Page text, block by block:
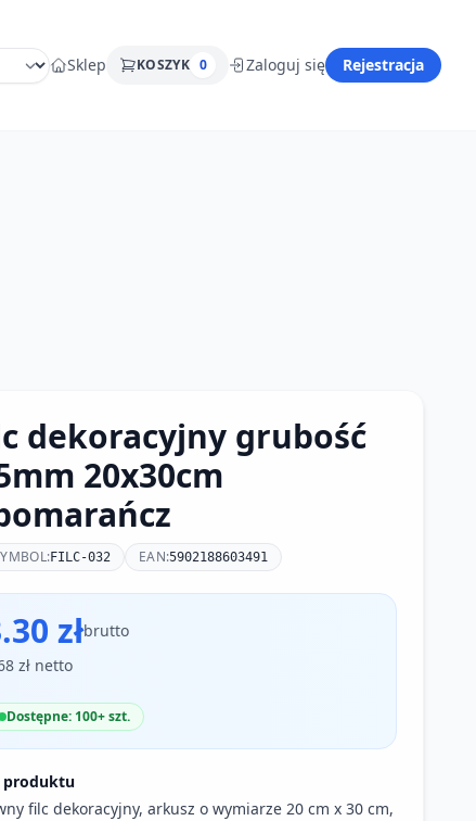
Sklep KOSZYK 0 Zaloguj się Rejestracja
dekoracyjny grubość
20x30cm
FILC-032 EAN:5902188603491
złbrutto
zł netto
Dostępne: 100+ szt.
produktu
filc dekoracyjny, arkusz o wymiarze 20 cm x 30 cm,